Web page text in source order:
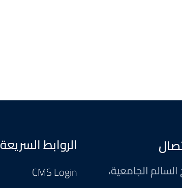
الجامعية،
Footer
الروابط السريعة
CMS Login